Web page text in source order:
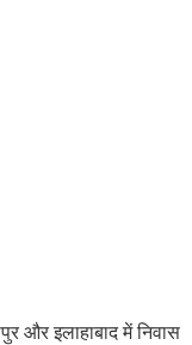
और इलाहाबाद में निवास